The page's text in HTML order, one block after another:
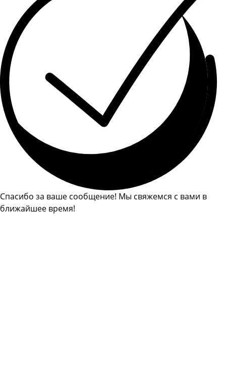
Спасибо за ваше сообщение! Мы свяжемся с вами в
ближайшее время!